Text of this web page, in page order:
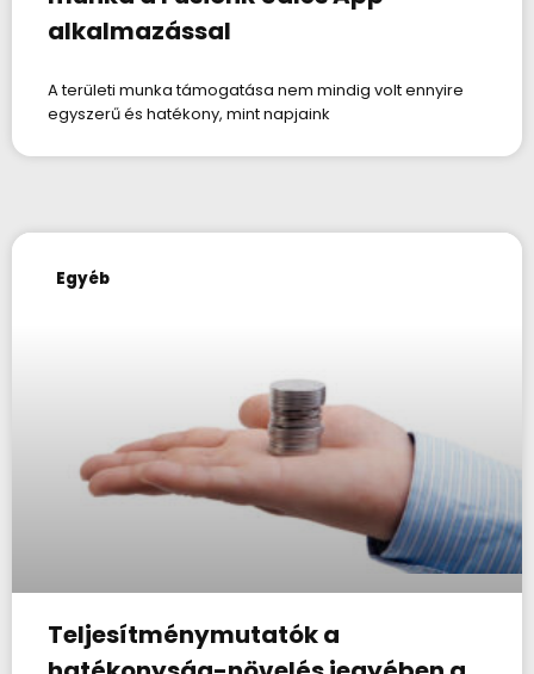
alkalmazással
A területi munka támogatása nem mindig volt ennyire
egyszerű és hatékony, mint napjaink
Egyéb
Teljesítménymutatók a